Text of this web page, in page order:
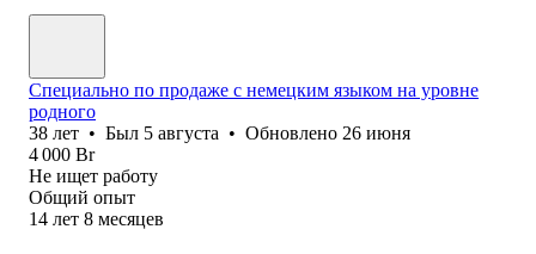
Специально по продаже с немецким языком на уровне
родного
38 лет • Был 5 августа • Обновлено 26 июня
4 000 Br
Не ищет работу
Общий опыт
14 лет 8 месяцев